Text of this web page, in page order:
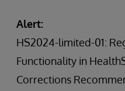
Alert:
HS2024-limited-01:
Functionality in
Corrections